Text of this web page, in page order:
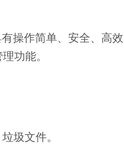
操作简单、安全、高
功能。
圾文件。